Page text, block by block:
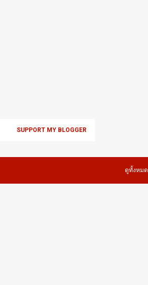
SUPPORT MY BLOGGER
ดูทั้งหมด